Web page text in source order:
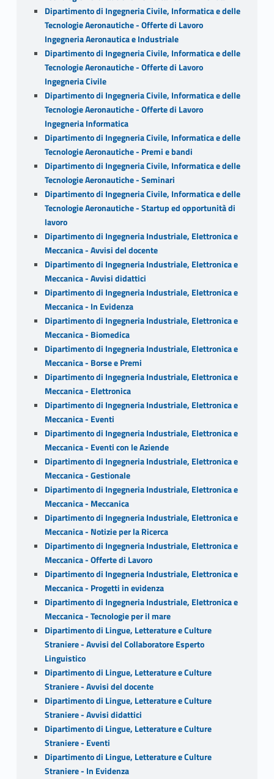
Dipartimento di Ingegneria Civile, Informatica e delle
Tecnologie Aeronautiche - Offerte di Lavoro
Ingegneria Aeronautica e Industriale
Dipartimento di Ingegneria Civile, Informatica e delle
Tecnologie Aeronautiche - Offerte di Lavoro
Ingegneria Civile
Dipartimento di Ingegneria Civile, Informatica e delle
Tecnologie Aeronautiche - Offerte di Lavoro
Ingegneria Informatica
Dipartimento di Ingegneria Civile, Informatica e delle
Tecnologie Aeronautiche - Premi e bandi
Dipartimento di Ingegneria Civile, Informatica e delle
Tecnologie Aeronautiche - Seminari
Dipartimento di Ingegneria Civile, Informatica e delle
Tecnologie Aeronautiche - Startup ed opportunità di
lavoro
Dipartimento di Ingegneria Industriale, Elettronica e
Meccanica - Avvisi del docente
Dipartimento di Ingegneria Industriale, Elettronica e
Meccanica - Avvisi didattici
Dipartimento di Ingegneria Industriale, Elettronica e
Meccanica - In Evidenza
Dipartimento di Ingegneria Industriale, Elettronica e
Meccanica - Biomedica
Dipartimento di Ingegneria Industriale, Elettronica e
Meccanica - Borse e Premi
Dipartimento di Ingegneria Industriale, Elettronica e
Meccanica - Elettronica
Dipartimento di Ingegneria Industriale, Elettronica e
Meccanica - Eventi
Dipartimento di Ingegneria Industriale, Elettronica e
Meccanica - Eventi con le Aziende
Dipartimento di Ingegneria Industriale, Elettronica e
Meccanica - Gestionale
Dipartimento di Ingegneria Industriale, Elettronica e
Meccanica - Meccanica
Dipartimento di Ingegneria Industriale, Elettronica e
Meccanica - Notizie per la Ricerca
Dipartimento di Ingegneria Industriale, Elettronica e
Meccanica - Offerte di Lavoro
Dipartimento di Ingegneria Industriale, Elettronica e
Meccanica - Progetti in evidenza
Dipartimento di Ingegneria Industriale, Elettronica e
Meccanica - Tecnologie per il mare
Dipartimento di Lingue, Letterature e Culture
Straniere - Avvisi del Collaboratore Esperto
Linguistico
Dipartimento di Lingue, Letterature e Culture
Straniere - Avvisi del docente
Dipartimento di Lingue, Letterature e Culture
Straniere - Avvisi didattici
Dipartimento di Lingue, Letterature e Culture
Straniere - Eventi
Dipartimento di Lingue, Letterature e Culture
Straniere - In Evidenza